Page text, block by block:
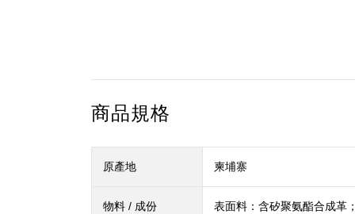
商品規格
原產地 柬埔寨
物料 / 成份 表面料：含矽聚氨酯合成革